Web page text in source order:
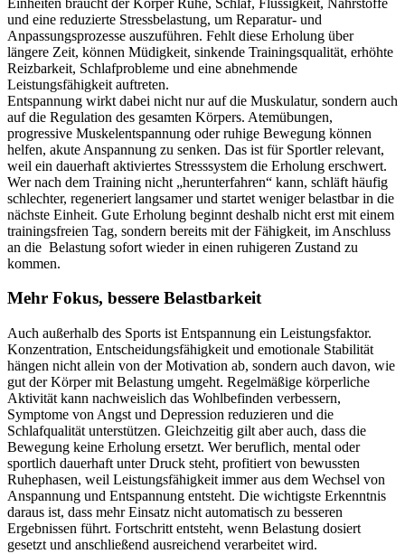
und eine reduzierte Stressbelastung, um Reparatur- und
Anpassungsprozesse auszuführen. Fehlt diese Erholung über
längere Zeit, können Müdigkeit, sinkende Trainingsqualität, erhöhte
Reizbarkeit, Schlafprobleme und eine abnehmende
Leistungsfähigkeit auftreten.
Entspannung wirkt dabei nicht nur auf die Muskulatur, sondern auch
auf die Regulation des gesamten Körpers. Atemübungen,
progressive Muskelentspannung oder ruhige Bewegung können
helfen, akute Anspannung zu senken. Das ist für Sportler relevant,
weil ein dauerhaft aktiviertes Stresssystem die Erholung erschwert.
Wer nach dem Training nicht „herunterfahren“ kann, schläft häufig
schlechter, regeneriert langsamer und startet weniger belastbar in die
nächste Einheit. Gute Erholung beginnt deshalb nicht erst mit einem
trainingsfreien Tag, sondern bereits mit der Fähigkeit, im Anschluss
an die Belastung sofort wieder in einen ruhigeren Zustand zu
kommen.
Mehr Fokus, bessere Belastbarkeit
Auch außerhalb des Sports ist Entspannung ein Leistungsfaktor.
Konzentration, Entscheidungsfähigkeit und emotionale Stabilität
hängen nicht allein von der Motivation ab, sondern auch davon, wie
gut der Körper mit Belastung umgeht. Regelmäßige körperliche
Aktivität kann nachweislich das Wohlbefinden verbessern,
Symptome von Angst und Depression reduzieren und die
Schlafqualität unterstützen. Gleichzeitig gilt aber auch, dass die
Bewegung keine Erholung ersetzt. Wer beruflich, mental oder
sportlich dauerhaft unter Druck steht, profitiert von bewussten
Ruhephasen, weil Leistungsfähigkeit immer aus dem Wechsel von
Anspannung und Entspannung entsteht. Die wichtigste Erkenntnis
daraus ist, dass mehr Einsatz nicht automatisch zu besseren
Ergebnissen führt. Fortschritt entsteht, wenn Belastung dosiert
gesetzt und anschließend ausreichend verarbeitet wird.